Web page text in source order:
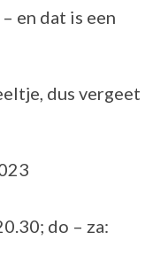
en dat is een
dus vergeet
do – za: